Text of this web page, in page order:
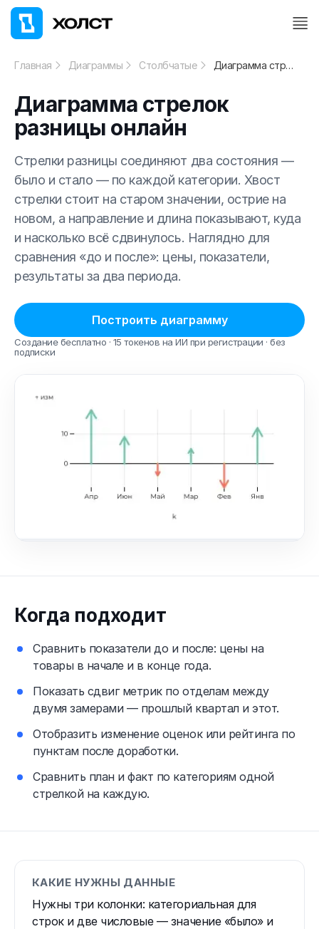
Главная Диаграммы Столбчатые Диаграмма стрелок разницы онлайн
Диаграмма стрелок
разницы онлайн
Стрелки разницы соединяют два состояния —
было и стало — по каждой категории. Хвост
стрелки стоит на старом значении, острие на
новом, а направление и длина показывают, куда
и насколько всё сдвинулось. Наглядно для
сравнения «до и после»: цены, показатели,
результаты за два периода.
Построить диаграмму
Создание бесплатно · 15 токенов на ИИ при регистрации · без
подписки
Когда подходит
Сравнить показатели до и после: цены на
товары в начале и в конце года.
Показать сдвиг метрик по отделам между
двумя замерами — прошлый квартал и этот.
Отобразить изменение оценок или рейтинга по
пунктам после доработки.
Сравнить план и факт по категориям одной
стрелкой на каждую.
КАКИЕ НУЖНЫ ДАННЫЕ
Нужны три колонки: категориальная для
строк и две числовые — значение «было» и